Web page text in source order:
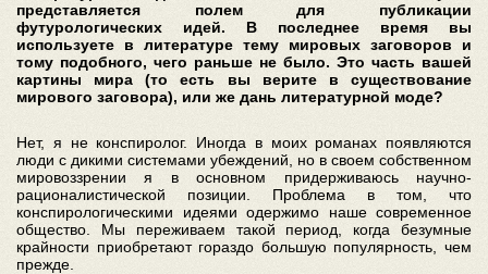
представляется полем для публикации
футурологических идей. В последнее время вы
используете в литературе тему мировых заговоров и
тому подобного, чего раньше не было. Это часть вашей
картины мира (то есть вы верите в существование
мирового заговора), или же дань литературной моде?
Нет, я не конспиролог. Иногда в моих романах появляются
люди с дикими системами убеждений, но в своем собственном
мировоззрении я в основном придерживаюсь научно-
рационалистической позиции. Проблема в том, что
конспирологическими идеями одержимо наше современное
общество. Мы переживаем такой период, когда безумные
крайности приобретают гораздо большую популярность, чем
прежде.